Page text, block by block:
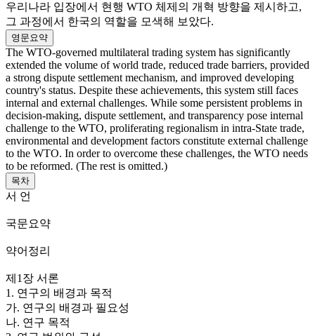
우리나라 입장에서 현행 WTO 체제의 개혁 방향을 제시하고,
그 과정에서 한국의 역할을 모색해 보았다.
영문요약
The WTO-governed multilateral trading system has significantly
extended the volume of world trade, reduced trade barriers, provided
a strong dispute settlement mechanism, and improved developing
country's status. Despite these achievements, this system still faces
internal and external challenges. While some persistent problems in
decision-making, dispute settlement, and transparency pose internal
challenge to the WTO, proliferating regionalism in intra-State trade,
environmental and development factors constitute external challenge
to the WTO. In order to overcome these challenges, the WTO needs
to be reformed. (The rest is omitted.)
목차
서 언
국문요약
약어정리
제1장 서론
1. 연구의 배경과 목적
가. 연구의 배경과 필요성
나. 연구 목적